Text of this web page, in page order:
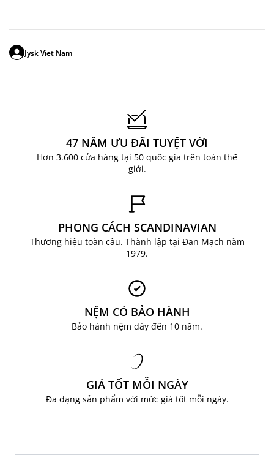
Jysk Viet Nam
47 NĂM ƯU ĐÃI TUYỆT VỜI
Hơn 3.600 cửa hàng tại 50 quốc gia trên toàn thế
giới.
PHONG CÁCH SCANDINAVIAN
Thương hiệu toàn cầu. Thành lập tại Đan Mạch năm
1979.
NỆM CÓ BẢO HÀNH
Bảo hành nệm dày đến 10 năm.
GIÁ TỐT MỖI NGÀY
Đa dạng sản phẩm với mức giá tốt mỗi ngày.